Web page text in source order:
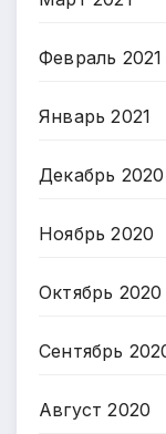
Февраль 2021
Январь 2021
Декабрь 2020
Ноябрь 2020
Октябрь 2020
Сентябрь
Август 2020